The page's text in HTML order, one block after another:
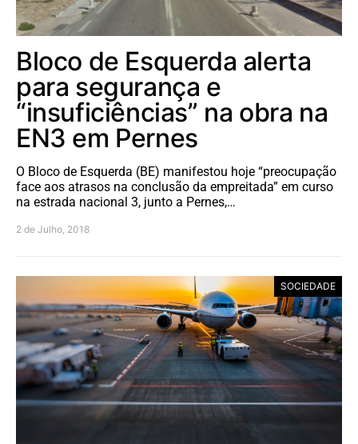
Bloco de Esquerda alerta
para segurança e
“insuficiências” na obra na
EN3 em Pernes
O Bloco de Esquerda (BE) manifestou hoje “preocupação
face aos atrasos na conclusão da empreitada” em curso
na estrada nacional 3, junto a Pernes,…
2 de Julho, 2018
SOCIEDADE